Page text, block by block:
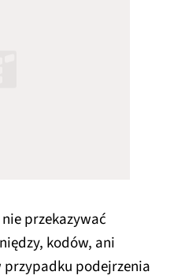
przekazywać
kodów, ani
podejrzenia